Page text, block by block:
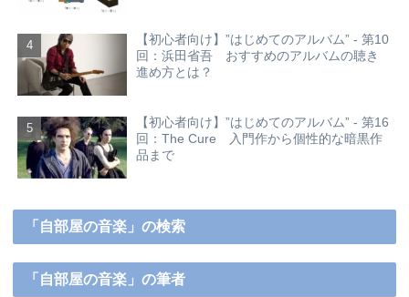
【初心者向け】”はじめてのアルバム” - 第10
回：浜田省吾 おすすめのアルバムの聴き
進め方とは？
【初心者向け】”はじめてのアルバム” - 第16
回：The Cure 入門作から個性的な暗黒作
品まで
「自部屋の音楽」の検索
「自部屋の音楽」の筆者